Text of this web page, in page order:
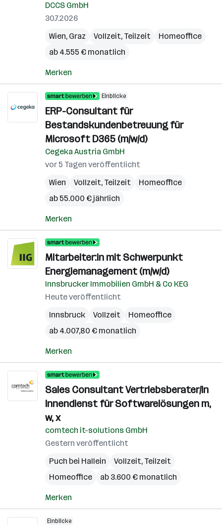
DCCS GmbH
30.7.2026
Wien, Graz Vollzeit, Teilzeit
Homeoffice
ab 4.555 € monatlich
Merken
Einblicke
ERP-Consultant für
Bestandskundenbetreuung für
Microsoft D365 (m/w/d)
Cegeka Austria GmbH
vor 5 Tagen veröffentlicht
Wien
Vollzeit, Teilzeit
Homeoffice
ab 55.000 € jährlich
Merken
Mitarbeiter:in mit Schwerpunkt
Energiemanagement (m/w/d)
Innsbrucker Immobilien GmbH & Co KEG
Heute veröffentlicht
Innsbruck
Vollzeit
Homeoffice
ab 4.007,80 € monatlich
Merken
Sales Consultant Vertriebsberater/in
Innendienst für Softwarelösungen m,
w, x
comtech it-solutions GmbH
Gestern veröffentlicht
Puch bei Hallein
Vollzeit, Teilzeit
Homeoffice
ab 3.600 € monatlich
Merken
Einblicke